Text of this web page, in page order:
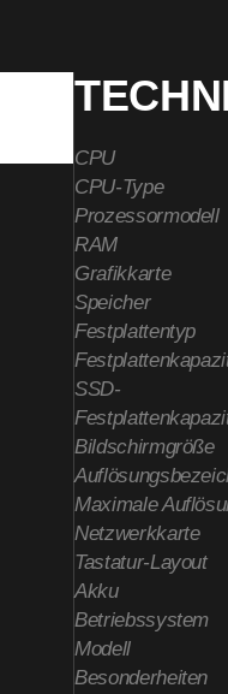
CPU
CPU-Type
Prozessormodell
RAM
Grafikkarte
Speicher
Festplattentyp
SSD-
Bildschirmgröße
Maximale
Netzwerkkarte
Tastatur-Layout
Akku
Betriebssystem
Modell
Besonderheiten